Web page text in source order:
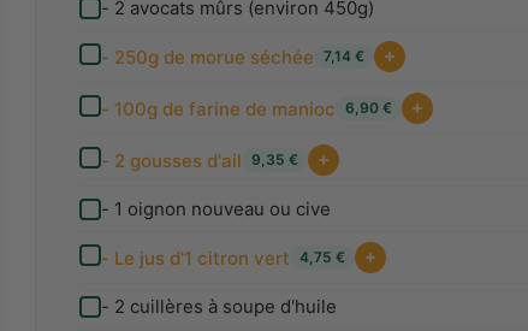
- 2 avocats mûrs (environ 450g)
- 250g de morue séchée 7,14 €
- 100g de farine de manioc 6,90 €
- 2 gousses d'ail 9,35 €
- 1 oignon nouveau ou cive
- Le jus d'1 citron vert 4,75 €
- 2 cuillères à soupe d'huile